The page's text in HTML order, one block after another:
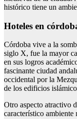
histórico tiene un
Hoteles en
Córdoba vive a la
siglo X, fue la mayor
en sus logros
fascinante ciudad
occidental por la
de los edificios
Otro aspecto atractivo
característico